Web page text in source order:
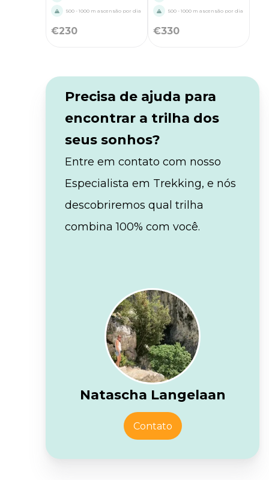
500 - 1000 m ascensão por dia
€230
500 - 1000 m ascensão por dia
€330
Precisa de ajuda para
encontrar a trilha dos
seus sonhos?
Entre em contato com nosso
Especialista em Trekking, e nós
descobriremos qual trilha
combina 100% com você.
Natascha Langelaan
Contato